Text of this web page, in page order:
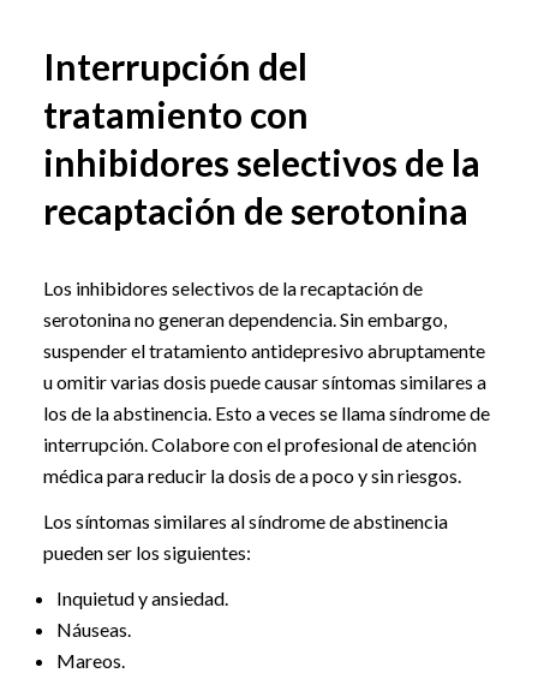
Interrupción del
tratamiento con
inhibidores selectivos de la
recaptación de serotonina
Los inhibidores selectivos de la recaptación de
serotonina no generan dependencia. Sin embargo,
suspender el tratamiento antidepresivo abruptamente
u omitir varias dosis puede causar síntomas similares a
los de la abstinencia. Esto a veces se llama síndrome de
interrupción. Colabore con el profesional de atención
médica para reducir la dosis de a poco y sin riesgos.
Los síntomas similares al síndrome de abstinencia
pueden ser los siguientes:
Inquietud y ansiedad.
Náuseas.
Mareos.